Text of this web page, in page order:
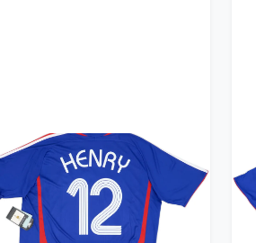
2006-07 France Home Shirt
Henry #12 (XL)
359.99£ · ca. €425
Trikot kaufen